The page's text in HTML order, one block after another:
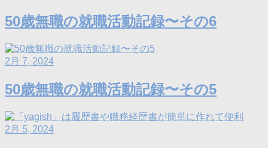
50歳無職の就職活動記録〜その6
2月 7, 2024
50歳無職の就職活動記録〜その5
2月 5, 2024